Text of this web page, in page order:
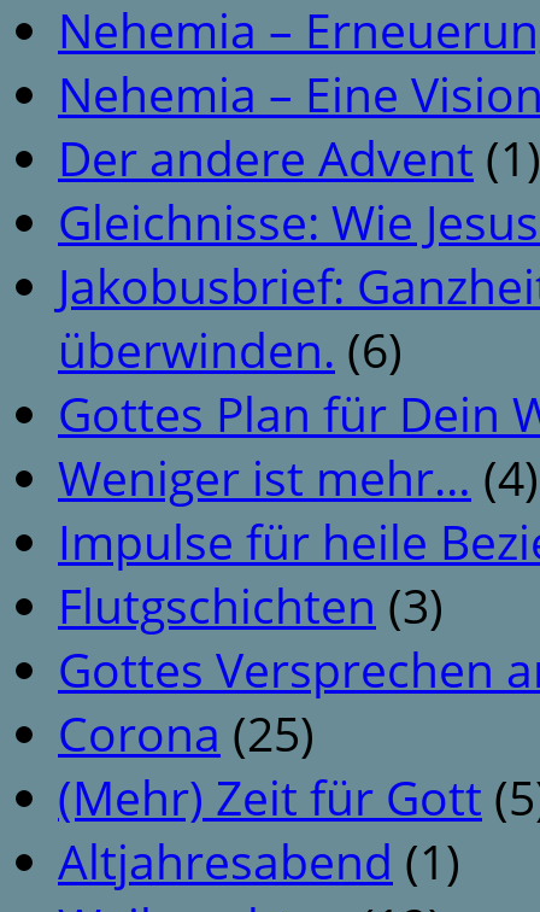
Nehemia –
Nehemia – Eine
Der andere Advent (1)
Gleichnisse: Wie
Jakobusbrief:
überwinden. (6)
Gottes Plan für Dein
Weniger ist mehr… (4)
Impulse für heile
Flutgschichten (3)
Gottes Versprechen
Corona (25)
(Mehr) Zeit für Gott
Altjahresabend (1)